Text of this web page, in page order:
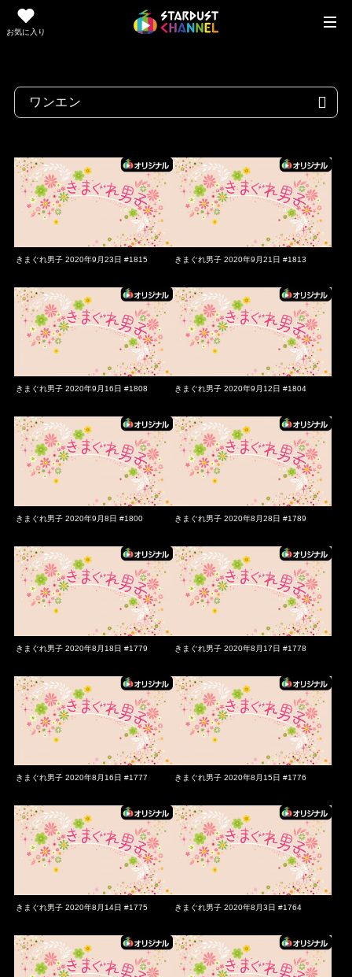
お気に入り
きまぐれ男子 2020年9月23日 #1815 きまぐれ男子 2020年9月21日 #1813
きまぐれ男子 2020年9月16日 #1808 きまぐれ男子 2020年9月12日 #1804
きまぐれ男子 2020年9月8日 #1800 きまぐれ男子 2020年8月28日 #1789
きまぐれ男子 2020年8月18日 #1779 きまぐれ男子 2020年8月17日 #1778
きまぐれ男子 2020年8月16日 #1777 きまぐれ男子 2020年8月15日 #1776
きまぐれ男子 2020年8月14日 #1775 きまぐれ男子 2020年8月3日 #1764